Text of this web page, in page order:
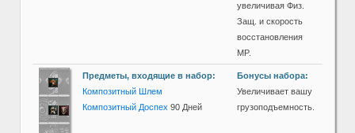
увеличивая Физ.
Защ. и скорость
восстановления
MP.
Предметы, входящие в набор:
Композитный Шлем
Композитный Доспех 90 Дней
Бонусы набора:
Увеличивает вашу
грузоподъемность.